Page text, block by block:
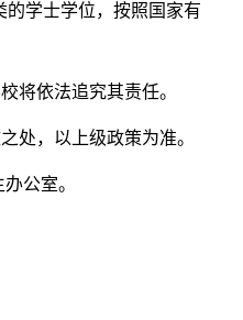
学士学位，按照国家有
将依法追究其责任。
处，以上级政策为准。
公室。